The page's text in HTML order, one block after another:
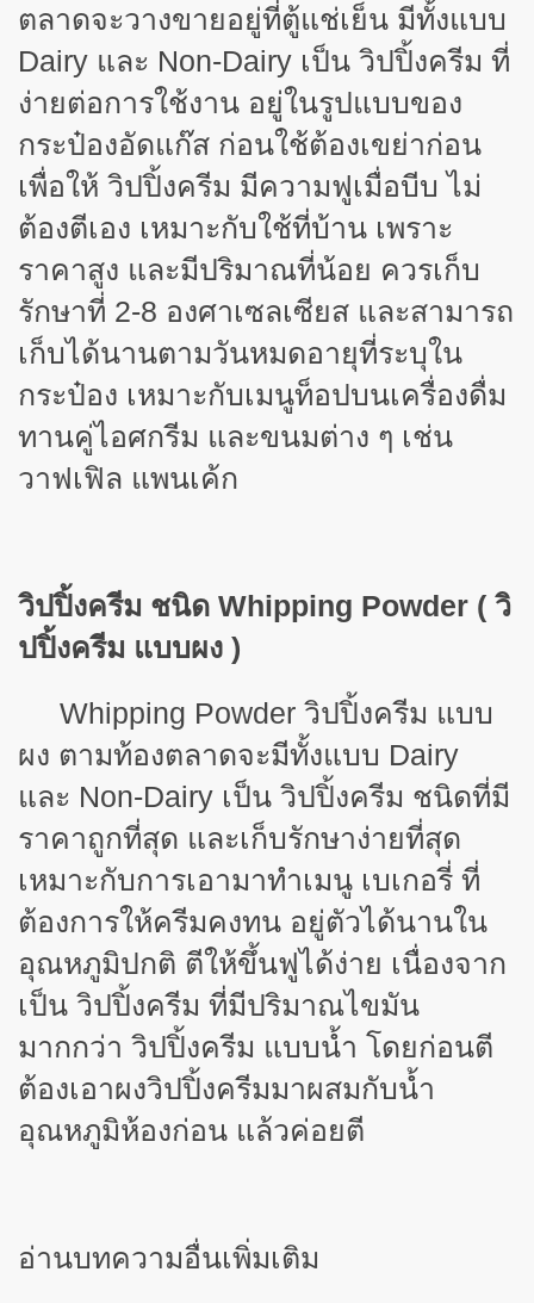
ตลาดจะวางขายอยู่ที่ตู้แช่เย็น มีทั้งแบบ
Dairy และ Non-Dairy เป็น วิปปิ้งครีม ที่
ง่ายต่อการใช้งาน อยู่ในรูปแบบของ
กระป๋องอัดแก๊ส ก่อนใช้ต้องเขย่าก่อน
เพื่อให้ วิปปิ้งครีม มีความฟูเมื่อบีบ ไม่
ต้องตีเอง เหมาะกับใช้ที่บ้าน เพราะ
ราคาสูง และมีปริมาณที่น้อย ควรเก็บ
รักษาที่ 2-8 องศาเซลเซียส และสามารถ
เก็บได้นานตามวันหมดอายุที่ระบุใน
กระป๋อง เหมาะกับเมนูท็อปบนเครื่องดื่ม
ทานคู่ไอศกรีม และขนมต่าง ๆ เช่น
วาฟเฟิล แพนเค้ก
วิปปิ้งครีม ชนิด Whipping Powder ( วิ
ปปิ้งครีม แบบผง )
Whipping Powder วิปปิ้งครีม แบบ
ผง ตามท้องตลาดจะมีทั้งแบบ Dairy
และ Non-Dairy เป็น วิปปิ้งครีม ชนิดที่มี
ราคาถูกที่สุด และเก็บรักษาง่ายที่สุด
เหมาะกับการเอามาทำเมนู เบเกอรี่ ที่
ต้องการให้ครีมคงทน อยู่ตัวได้นานใน
อุณหภูมิปกติ ตีให้ขึ้นฟูได้ง่าย เนื่องจาก
เป็น วิปปิ้งครีม ที่มีปริมาณไขมัน
มากกว่า วิปปิ้งครีม แบบน้ำ โดยก่อนตี
ต้องเอาผงวิปปิ้งครีมมาผสมกับน้ำ
อุณหภูมิห้องก่อน แล้วค่อยตี
อ่านบทความอื่นเพิ่มเติม